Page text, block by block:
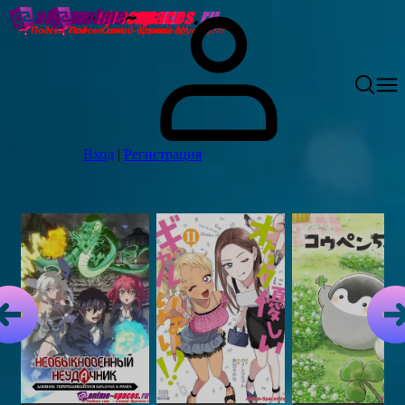
Вход | Регистрация